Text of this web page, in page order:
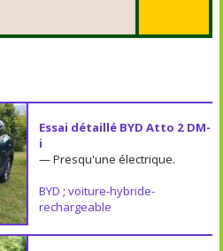
Essai détaillé BYD Atto 2 DM-
i
— Presqu'une électrique.
BYD ; voiture-hybride-
rechargeable